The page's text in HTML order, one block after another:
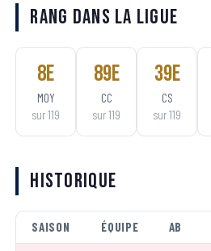
Rang dans la ligue
8e
MOY
sur119
89e
CC
sur119
39e
CS
sur119
Historique
SAISON ÉQUIPE AB